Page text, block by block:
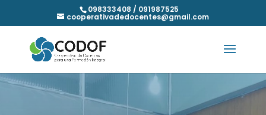
098333408 / 091987525
cooperativadedocentes@gmail.com